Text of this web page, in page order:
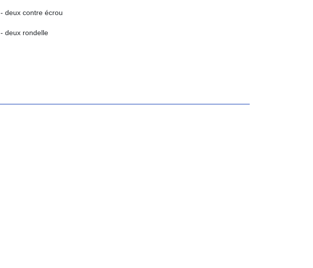
- deux contre écrou
- deux rondelle